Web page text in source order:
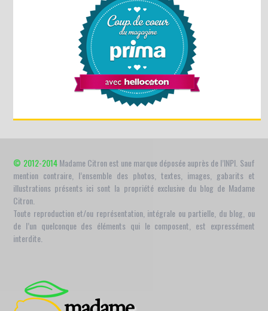
© 2012-2014Madame Citron est une marque déposée auprès de l’INPI. Sauf
mention contraire, l’ensemble des photos, textes, images, gabarits et
illustrations présents ici sont la propriété exclusive du blog de Madame
Citron.
Toute reproduction et/ou représentation, intégrale ou partielle, du blog, ou
de l’un quelconque des éléments qui le composent, est expressément
interdite.